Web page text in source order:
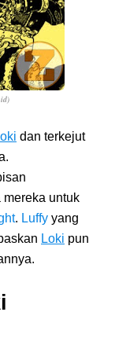
dan terkejut
untuk
. Luffy yang
Loki pun